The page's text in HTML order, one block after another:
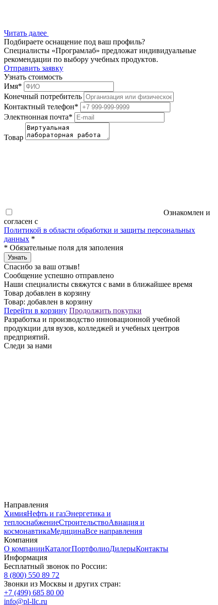
Читать далее
Подбираете оснащение под ваш профиль?
Специалисты «Програмлаб» предложат индивидуальные
рекомендации по выбору учебных продуктов.
Отправить заявку
Узнать стоимость
Имя*
Конечный потребитель
Контактный телефон*
Электнонная почта*
Товар
Ознакомлен и
согласен с
Политикой в области обработки и защиты персональных
данных *
* Обязательные поля для заполения
Узнать
Спасибо за ваш отзыв!
Сообщение успешно отправлено
Наши специалисты свяжутся с вами в ближайшее время
Товар добавлен в корзину
Товар: добавлен в корзину
Перейти в корзину Продолжить покупки
Разработка и производство инновационной учебной
продукции для вузов, колледжей и учебных центров
предприятий.
Следи за нами
Направления
ХимияНефть и газЭнергетика и
теплоснабжениеСтроительствоАвиация и
космонавтикаМедицинаВсе направления
Компания
О компанииКаталогПортфолиоДилерыКонтакты
Информация
Бесплатный звонок по России:
8 (800) 550 89 72
Звонки из Москвы и других стран:
+7 (499) 685 80 00
info@pl-llc.ru